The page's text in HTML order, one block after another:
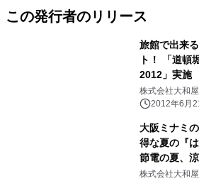
この発行者のリリース
旅館で出来
ト！ 「道頓
2012」実施
株式会社大和
2012年6月
大阪ミナミ
得な夏の『
節電の夏、
円引に(2011
株式会社大和